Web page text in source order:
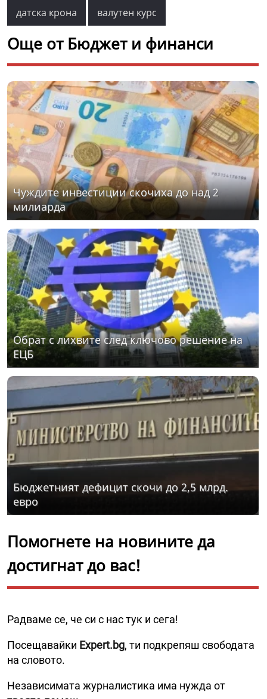
датска крона валутен курс
Още от Бюджет и финанси
Чуждите инвестиции скочиха до над 2
милиарда
Обрат с лихвите след ключово решение на
ЕЦБ
Бюджетният дефицит скочи до 2,5 млрд.
евро
Помогнете на новините да
достигнат до вас!
Радваме се, че си с нас тук и сега!
Посещавайки Expert.bg, ти подкрепяш свободата
на словото.
Независимата журналистика има нужда от